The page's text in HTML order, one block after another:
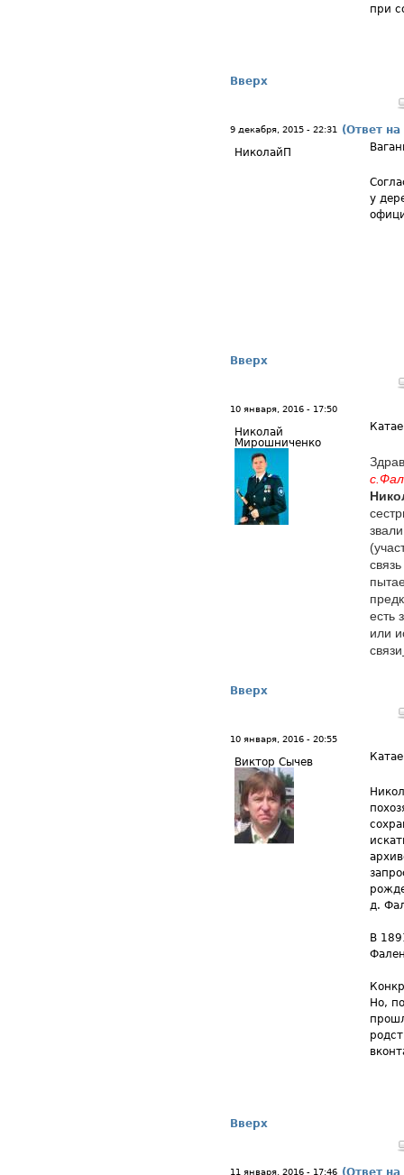
при
Вверх
9 декабря, 2015 - 22:31
(Ответ
НиколайП
у
Вверх
10 января, 2016 - 17:50
Николай
Мирошниченко
есть
или
связи
Вверх
10 января, 2016 - 20:55
Виктор Сычев
д.
В
Но,
Вверх
11 января, 2016 - 17:46 (Ответ